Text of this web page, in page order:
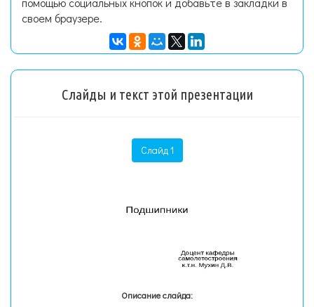
своем браузере.
Слайды и текст этой презентации
Слайд 1
Описание слайда: